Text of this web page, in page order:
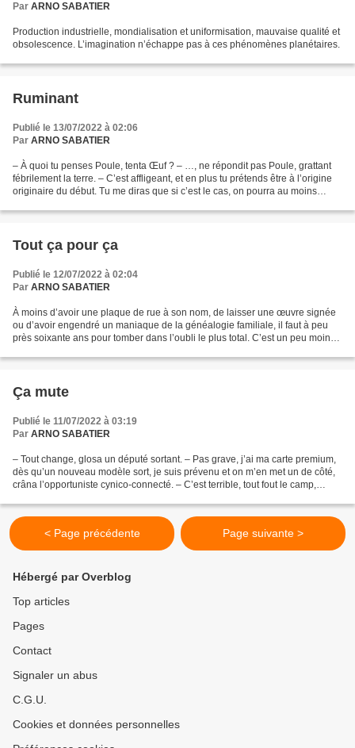
Par ARNO SABATIER
Production industrielle, mondialisation et uniformisation, mauvaise qualité et
obsolescence. L’imagination n’échappe pas à ces phénomènes planétaires.
Ruminant
Publié le 13/07/2022 à 02:06
Par ARNO SABATIER
– À quoi tu penses Poule, tenta Œuf ? – …, ne répondit pas Poule, grattant
fébrilement la terre. – C’est affligeant, et en plus tu prétends être à l’origine
originaire du début. Tu me diras que si c’est le cas, on pourra au moins
Tout ça pour ça
Publié le 12/07/2022 à 02:04
Par ARNO SABATIER
À moins d’avoir une plaque de rue à son nom, de laisser une œuvre signée
ou d’avoir engendré un maniaque de la généalogie familiale, il faut à peu
près soixante ans pour tomber dans l’oubli le plus total. C’est un peu moins
Ça mute
Publié le 11/07/2022 à 03:19
Par ARNO SABATIER
– Tout change, glosa un député sortant. – Pas grave, j’ai ma carte premium,
dès qu’un nouveau modèle sort, je suis prévenu et on m’en met un de côté,
crâna l’opportuniste cynico-connecté. – C’est terrible, tout fout le camp,
< Page précédente Page suivante >
Hébergé par Overblog
Top articles
Pages
Contact
Signaler un abus
C.G.U.
Cookies et données personnelles